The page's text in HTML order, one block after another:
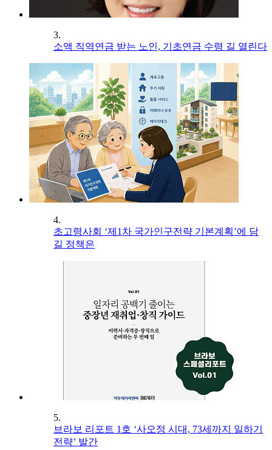
3.
소액 직역연금 받는 노인, 기초연금 수령 길 열린다
4.
초고령사회 ‘제1차 국가인구전략 기본계획’에 담
길 정책은
5.
브라보 리포트 1호 ‘사오정 시대, 73세까지 일하기
전략’ 발간